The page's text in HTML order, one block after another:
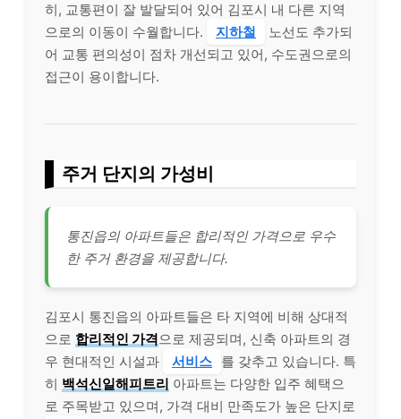
히, 교통편이 잘 발달되어 있어 김포시 내 다른 지역
으로의 이동이 수월합니다.
지하철
노선도 추가되
어 교통 편의성이 점차 개선되고 있어, 수도권으로의
접근이 용이합니다.
주거 단지의 가성비
통진읍의 아파트들은 합리적인 가격으로 우수
한 주거 환경을 제공합니다.
김포시 통진읍의 아파트들은 타 지역에 비해 상대적
으로 합리적인 가격으로 제공되며, 신축 아파트의 경
우 현대적인 시설과
서비스 를 갖추고 있습니다. 특
히 백석신일해피트리 아파트는 다양한 입주 혜택으
로 주목받고 있으며, 가격 대비 만족도가 높은 단지로